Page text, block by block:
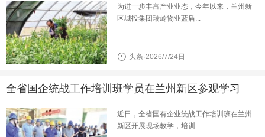
为进一步丰富产业业态，今年以来，兰州新
区城投集团瑞岭物业蓝盾...
头条·2026/7/24日
全省国企统战工作培训班学员在兰州新区参观学习
近日，全省国有企业统战工作培训班在兰州
新区开展现场教学，培训...